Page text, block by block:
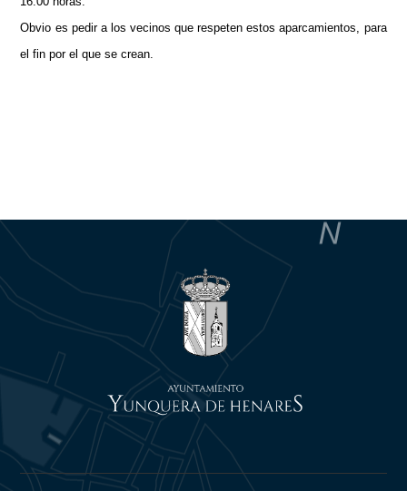
Obvio es pedir a los vecinos que respeten estos aparcamientos, para
el fin por el que se crean.